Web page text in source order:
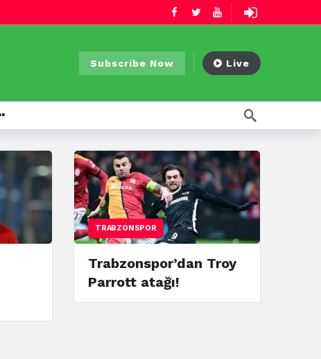
Subscribe Now Live
TRABZONSPOR
Trabzonspor’dan Troy
Parrott atağı!